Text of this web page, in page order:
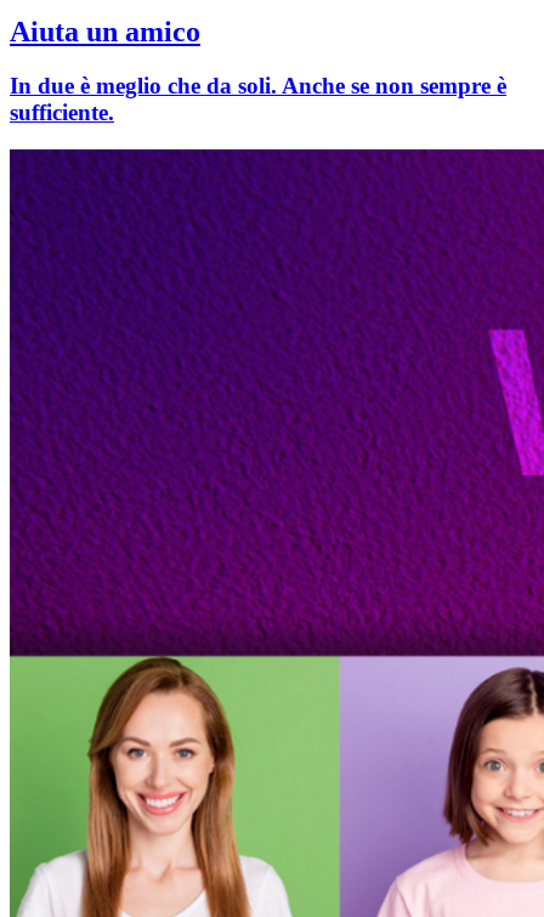
Aiuta un amico
In due è meglio che da soli. Anche se non sempre è
sufficiente.